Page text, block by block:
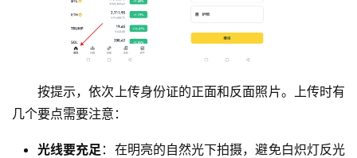
按提示，依次上传身份证的正面和反面照片。上传时有
几个要点需要注意：
光线要充足 ：在明亮的自然光下拍摄，避免白炽灯反光